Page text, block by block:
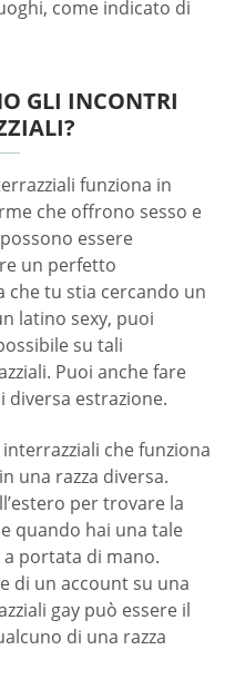
come indicato di
GLI INCONTRI
funziona in
che offrono sesso e
essere
un perfetto
che tu stia cercando un
latino sexy, puoi
su tali
Puoi anche fare
diversa estrazione.
che funziona
una razza diversa.
per trovare la
quando hai una tale
portata di mano.
di un account su una
gay può essere il
di una razza